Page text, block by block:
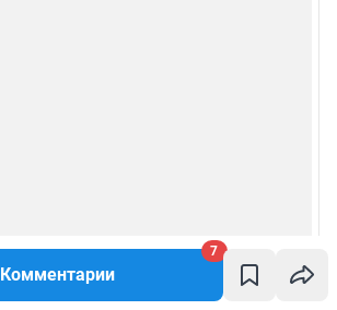
Комментарии
7